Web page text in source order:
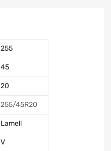
255
45
20
255/45R20
Lamell
V